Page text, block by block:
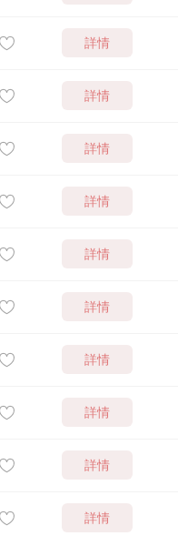
詳情
詳情
詳情
詳情
詳情
詳情
詳情
詳情
詳情
詳情